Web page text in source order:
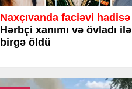
Naxçıvanda faciəvi hadisə
Hərbçi xanımı və övladı ilə
birgə öldü